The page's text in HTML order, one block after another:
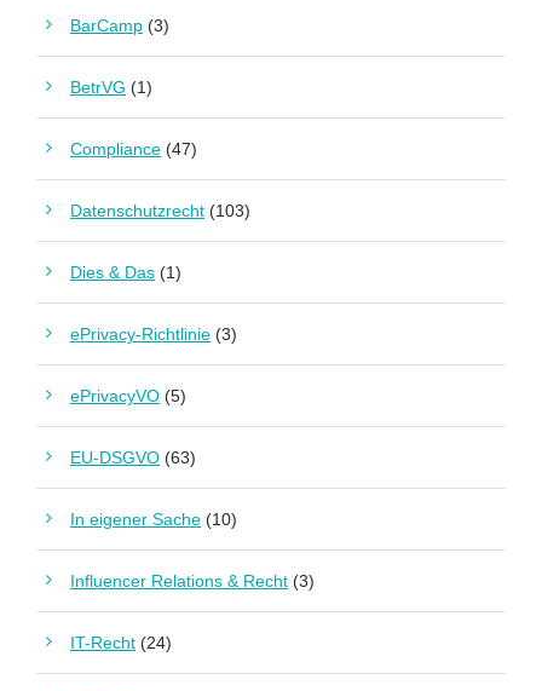
BarCamp (3)
BetrVG (1)
Compliance (47)
Datenschutzrecht (103)
Dies & Das (1)
ePrivacy-Richtlinie (3)
ePrivacyVO (5)
EU-DSGVO (63)
In eigener Sache (10)
Influencer Relations & Recht (3)
IT-Recht (24)